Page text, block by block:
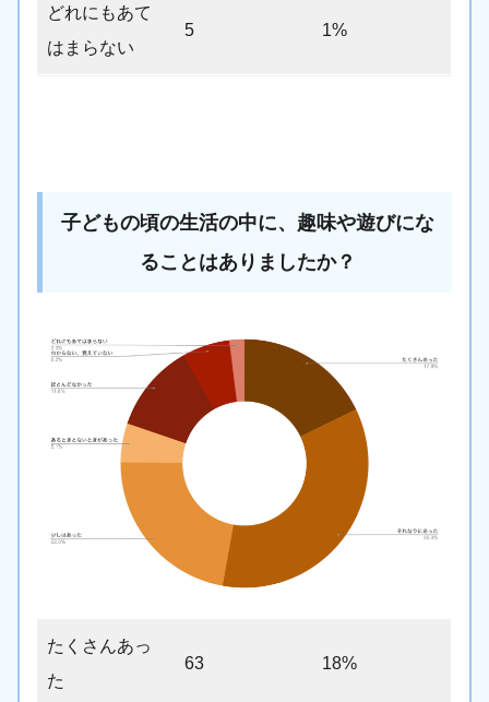
どれにもあて
はまらない
5 1%
子どもの頃の生活の中に、趣味や遊びにな
ることはありましたか？
たくさんあっ
た
63 18%